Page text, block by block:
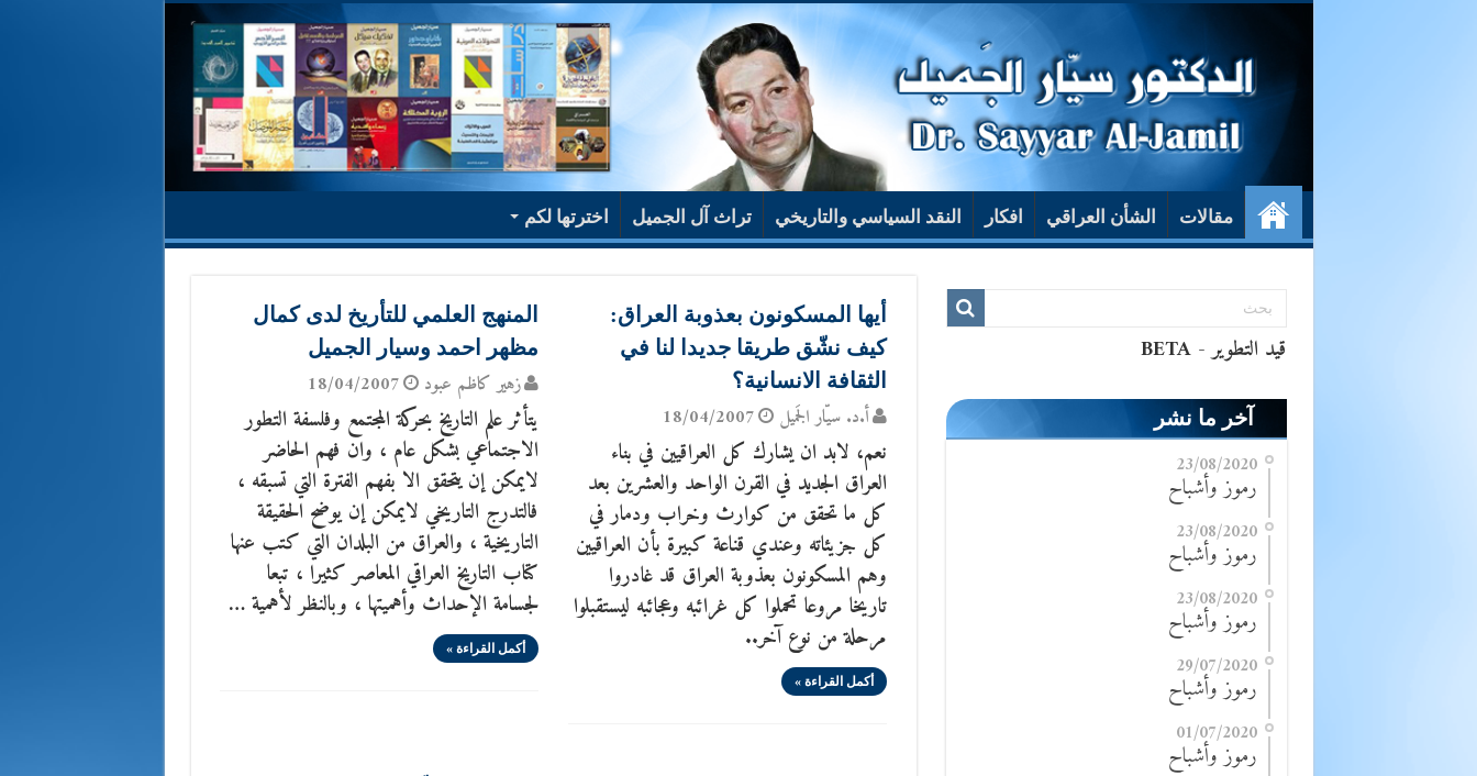
مقالات الشأن العراقي افكار النقد السياسي والتاريخي تراث آل الجميل اخترتها لكم
أيها المسكونون بعذوبة العراق:
كيف نشّق طريقا جديدا لنا في
الثقافة الانسانية؟
أ.د. سيّار الجَميل 18/04/2007
نعم، لابد ان يشارك كل العراقيين في بناء
العراق الجديد في القرن الواحد والعشرين بعد
كل ما تحقق من كوارث وخراب ودمار في
كل جزيئاته وعندي قناعة كبيرة بأن العراقيين
وهم المسكونون بعذوبة العراق قد غادروا
تاريخا مروعا تحملوا كل غرائبه وعجائبه ليستقبلوا
مرحلة من نوع آخر..
أكمل القراءة »
المنهج العلمي للتأريخ لدى كمال
مظهر احمد وسيار الجميل
زهير كاظم عبود 18/04/2007
يتأثر علم التاريخ بحركة المجتمع وفلسفة التطور
الاجتماعي بشكل عام ، وان فهم الحاضر
لايمكن إن يتحقق الا بفهم الفترة التي تسبقه ،
فالتدرج التاريخي لايمكن إن يوضح الحقيقة
التاريخية ، والعراق من البلدان التي كتب عنها
كتاب التاريخ العراقي المعاصر كثيرا ، تبعا
لجسامة الإحداث وأهميتها ، وبالنظر لأهمية …
أكمل القراءة »
آخر ما نشر
23/08/2020
رموز وأشباح
23/08/2020
رموز وأشباح
23/08/2020
رموز وأشباح
29/07/2020
رموز وأشباح
01/07/2020
رموز وأشباح